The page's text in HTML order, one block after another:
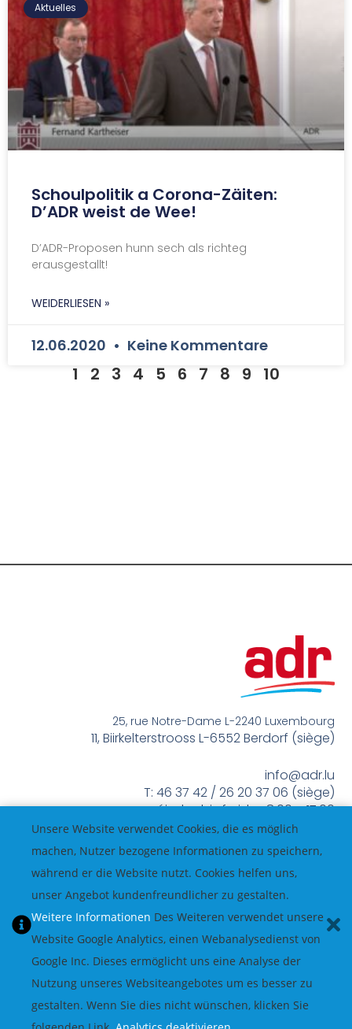
Aktuelles
Schoulpolitik a Corona-Zäiten:
D’ADR weist de Wee!
D’ADR-Proposen hunn sech als richteg
erausgestallt!
WEIDERLIESEN »
12.06.2020 Keine Kommentare
1 2 3 4 5 6 7 8 9 10
25, rue Notre-Dame L-2240 Luxembourg
11, Biirkelterstrooss L-6552 Berdorf (siège)
info@adr.lu
T: 46 37 42 / 26 20 37 06 (siège)
méindes bis freides 8:00 – 17:00
Unsere Website verwendet Cookies, die es möglich
machen, Nutzer bezogene Informationen zu speichern,
während er die Website nutzt. Cookies helfen uns,
unser Angebot kundenfreundlicher zu gestalten.
Weitere Informationen Des Weiteren verwendet unsere
Website Google Analytics, einen Webanalysedienst von
Google Inc. Dieses ermöglicht uns eine Analyse der
Nutzung unseres Websiteangebotes um es besser zu
gestalten. Wenn Sie dies nicht wünschen, klicken Sie